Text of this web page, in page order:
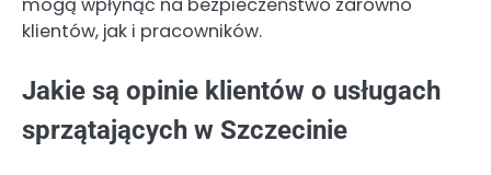
mogą wpłynąć na bezpieczeństwo zarówno
klientów, jak i pracowników.
Jakie są opinie klientów o usługach
sprzątających w Szczecinie